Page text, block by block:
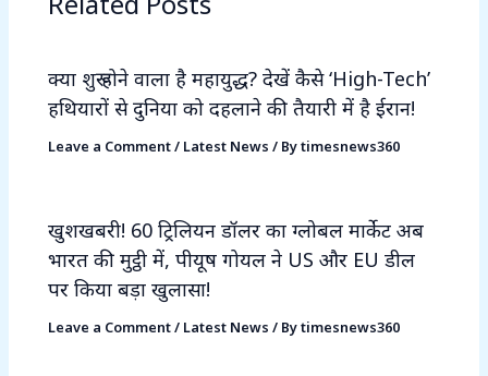
क्या शुरू होने वाला है महायुद्ध? देखें कैसे ‘High-Tech’
हथियारों से दुनिया को दहलाने की तैयारी में है ईरान!
Leave a Comment/ Latest News / Bytimesnews360
खुशखबरी! 60 ट्रिलियन डॉलर का ग्लोबल मार्केट अब
भारत की मुट्ठी में, पीयूष गोयल ने US और EU डील
पर किया बड़ा खुलासा!
Leave a Comment/ Latest News / Bytimesnews360